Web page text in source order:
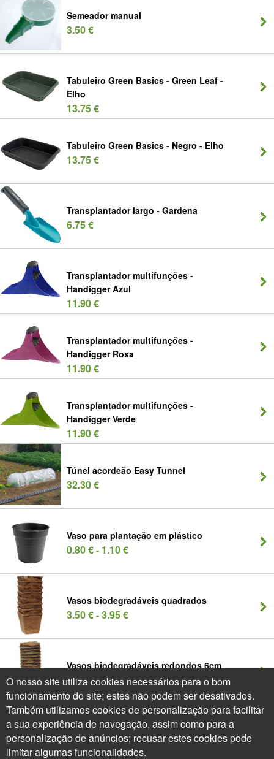
Semeador manual
3.50 €
Tabuleiro Green Basics - Green Leaf -
Elho
13.75 €
Tabuleiro Green Basics - Negro - Elho
13.75 €
Transplantador largo - Gardena
6.75 €
Transplantador multifunções -
Handigger Azul
11.90 €
Transplantador multifunções -
Handigger Rosa
11.90 €
Transplantador multifunções -
Handigger Verde
11.90 €
Túnel acordeão Easy Tunnel
32.30 €
Vaso para plantação em plástico
0.80 € - 1.10 €
Vasos biodegradáveis quadrados
3.50 € - 3.95 €
Vasos biodegradáveis redondos 6cm
2.80 € - 3.50 €
Vasos Quadrados Compostáveis - 8 cm
3.50 € - 3.75 €
O nosso site utiliza cookies necessários para o bom
funcionamento do site; estes não podem ser desativados.
Também utilizamos cookies de personalização para facilitar
a sua experiência de navegação, assim como para a
personalização de anúncios; recusar estes cookies pode
limitar algumas funcionalidades.